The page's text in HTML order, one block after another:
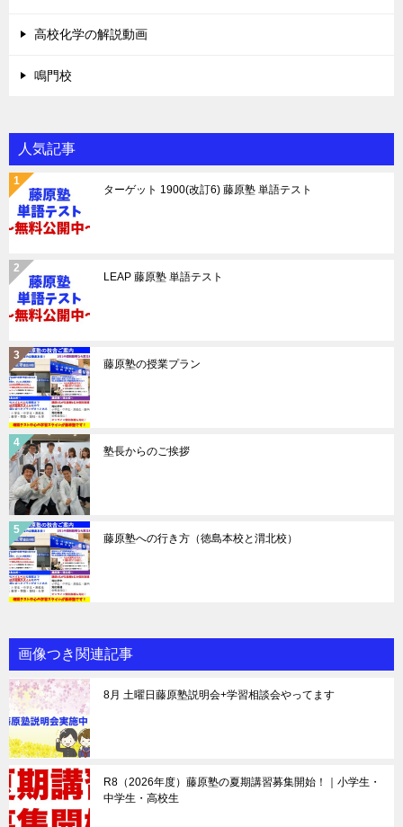
高校化学の解説動画
鳴門校
人気記事
ターゲット 1900(改訂6) 藤原塾 単語テスト
LEAP 藤原塾 単語テスト
藤原塾の授業プラン
塾長からのご挨拶
藤原塾への行き方（徳島本校と渭北校）
画像つき関連記事
8月 土曜日藤原塾説明会+学習相談会やってます
R8（2026年度）藤原塾の夏期講習募集開始！｜小学生・
中学生・高校生